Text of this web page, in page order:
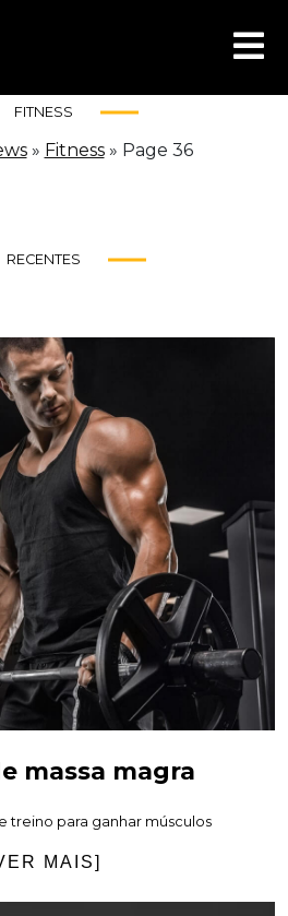
FITNESS
» Fitness » Page 36
RECENTES
massa magra
treino para ganhar músculos
MAIS]